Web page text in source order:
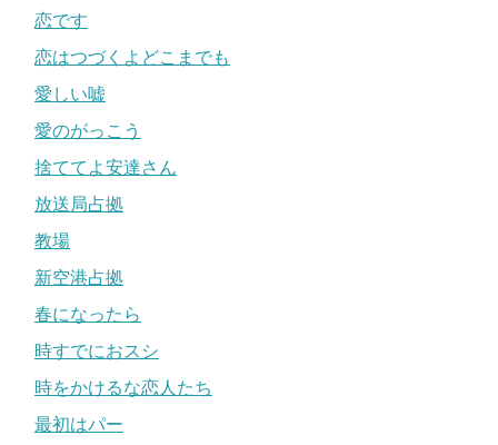
恋です
恋はつづくよどこまでも
愛しい嘘
愛のがっこう
捨ててよ安達さん
放送局占拠
教場
新空港占拠
春になったら
時すでにおスシ
時をかけるな恋人たち
最初はパー